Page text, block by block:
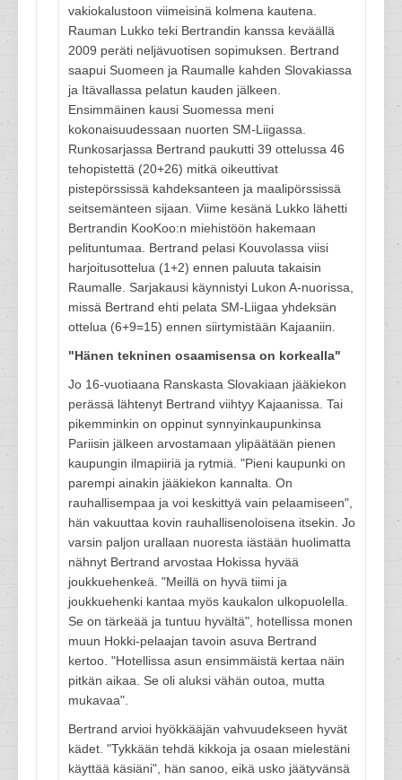
vakiokalustoon viimeisinä kolmena kautena.
Rauman Lukko teki Bertrandin kanssa keväällä
2009 peräti neljävuotisen sopimuksen. Bertrand
saapui Suomeen ja Raumalle kahden Slovakiassa
ja Itävallassa pelatun kauden jälkeen.
Ensimmäinen kausi Suomessa meni
kokonaisuudessaan nuorten SM-Liigassa.
Runkosarjassa Bertrand paukutti 39 ottelussa 46
tehopistettä (20+26) mitkä oikeuttivat
pistepörssissä kahdeksanteen ja maalipörssissä
seitsemänteen sijaan. Viime kesänä Lukko lähetti
Bertrandin KooKoo:n miehistöön hakemaan
pelituntumaa. Bertrand pelasi Kouvolassa viisi
harjoitusottelua (1+2) ennen paluuta takaisin
Raumalle. Sarjakausi käynnistyi Lukon A-nuorissa,
missä Bertrand ehti pelata SM-Liigaa yhdeksän
ottelua (6+9=15) ennen siirtymistään Kajaaniin.
"Hänen tekninen osaamisensa on korkealla"
Jo 16-vuotiaana Ranskasta Slovakiaan jääkiekon
perässä lähtenyt Bertrand viihtyy Kajaanissa. Tai
pikemminkin on oppinut synnyinkaupunkinsa
Pariisin jälkeen arvostamaan ylipäätään pienen
kaupungin ilmapiiriä ja rytmiä. "Pieni kaupunki on
parempi ainakin jääkiekon kannalta. On
rauhallisempaa ja voi keskittyä vain pelaamiseen",
hän vakuuttaa kovin rauhallisenoloisena itsekin. Jo
varsin paljon urallaan nuoresta iästään huolimatta
nähnyt Bertrand arvostaa Hokissa hyvää
joukkuehenkeä. "Meillä on hyvä tiimi ja
joukkuehenki kantaa myös kaukalon ulkopuolella.
Se on tärkeää ja tuntuu hyvältä", hotellissa monen
muun Hokki-pelaajan tavoin asuva Bertrand
kertoo. "Hotellissa asun ensimmäistä kertaa näin
pitkän aikaa. Se oli aluksi vähän outoa, mutta
mukavaa".
Bertrand arvioi hyökkääjän vahvuudekseen hyvät
kädet. "Tykkään tehdä kikkoja ja osaan mielestäni
käyttää käsiäni", hän sanoo, eikä usko jäätyvänsä